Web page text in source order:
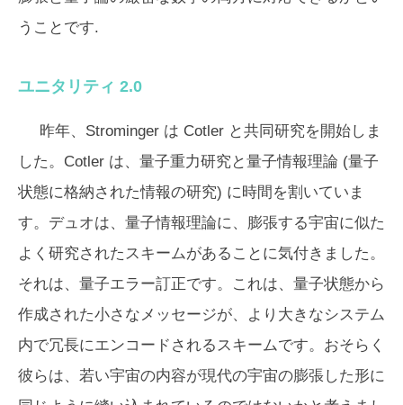
うことです.
ユニタリティ 2.0
昨年、Strominger は Cotler と共同研究を開始しま
した。Cotler は、量子重力研究と量子情報理論 (量子
状態に格納された情報の研究) に時間を割いていま
す。デュオは、量子情報理論に、膨張する宇宙に似た
よく研究されたスキームがあることに気付きました。
それは、量子エラー訂正です。これは、量子状態から
作成された小さなメッセージが、より大きなシステム
内で冗長にエンコードされるスキームです。おそらく
彼らは、若い宇宙の内容が現代の宇宙の膨張した形に